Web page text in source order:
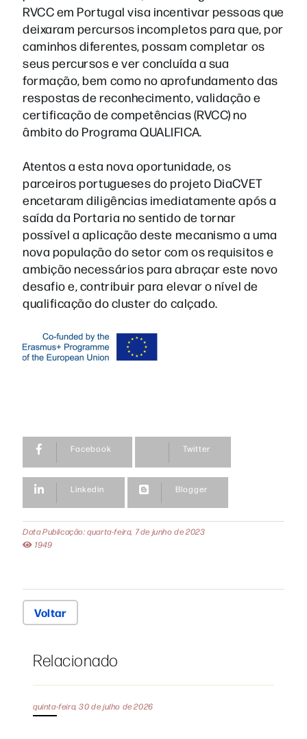
RVCC em Portugal visa incentivar pessoas que
deixaram percursos incompletos para que, por
caminhos diferentes, possam completar os
seus percursos e ver concluída a sua
formação, bem como no aprofundamento das
respostas de reconhecimento, validação e
certificação de competências (RVCC) no
âmbito do Programa QUALIFICA.
Atentos a esta nova oportunidade, os
parceiros portugueses do projeto DiaCVET
encetaram diligências imediatamente após a
saída da Portaria no sentido de tornar
possível a aplicação deste mecanismo a uma
nova população do setor com os requisitos e
ambição necessários para abraçar este novo
desafio e, contribuir para elevar o nível de
qualificação do cluster do calçado.
Facebook Twitter
Linkedin Blogger
Data Publicação: quarta-feira, 7 de junho de 2023
1949
Voltar
Relacionado
quinta-feira, 30 de julho de 2026